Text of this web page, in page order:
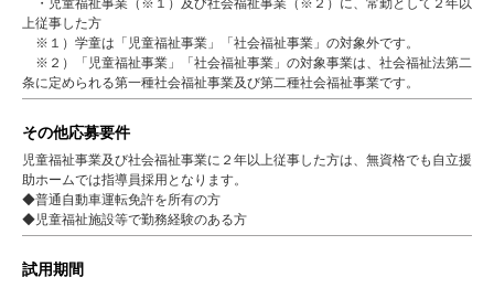
・児童福祉事業（※１）及び社会福祉事業（※２）に、常勤として２年以
上従事した方
※１）学童は「児童福祉事業」「社会福祉事業」の対象外です。
※２）「児童福祉事業」「社会福祉事業」の対象事業は、社会福祉法第二
条に定められる第一種社会福祉事業及び第二種社会福祉事業です。
その他応募要件
児童福祉事業及び社会福祉事業に２年以上従事した方は、無資格でも自立援
助ホームでは指導員採用となります。
◆普通自動車運転免許を所有の方
◆児童福祉施設等で勤務経験のある方
試用期間